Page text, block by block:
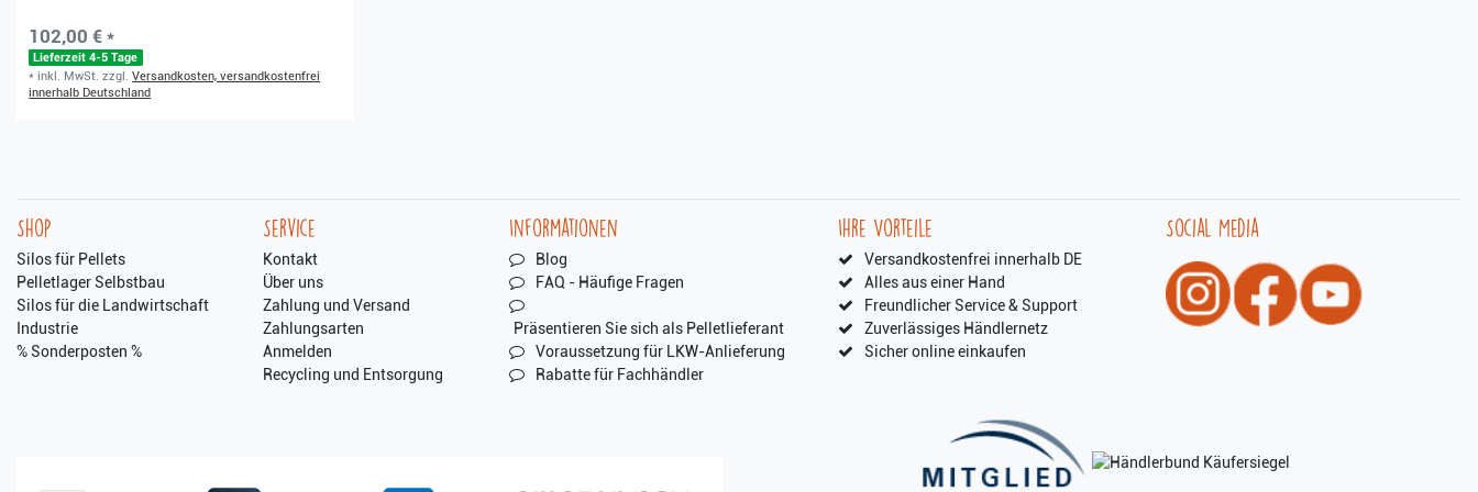
102,00 € *
Lieferzeit 4-5 Tage
* inkl. MwSt. zzgl.Versandkosten, versandkostenfrei
innerhalb Deutschland
Shop
Silos für Pellets
Pelletlager Selbstbau
Silos für die Landwirtschaft
Industrie
% Sonderposten %
Service
Kontakt
Über uns
Zahlung und Versand
Zahlungsarten
Anmelden
Recycling und Entsorgung
Informationen
Blog
FAQ - Häufige Fragen
Präsentieren Sie sich als Pelletlieferant
Voraussetzung für LKW-Anlieferung
Rabatte für Fachhändler
Ihre Vorteile
Versandkostenfrei innerhalb DE
Alles aus einer Hand
Freundlicher Service & Support
Zuverlässiges Händlernetz
Sicher online einkaufen
Social Media